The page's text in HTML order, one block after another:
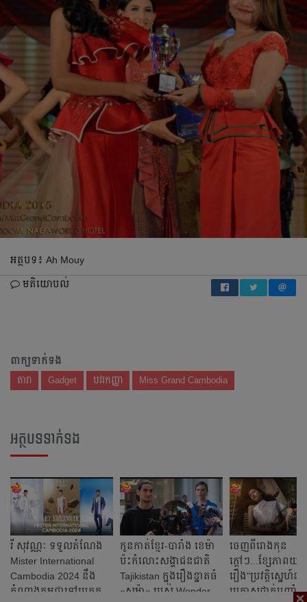
អត្ថបទ៖ Ah Mouy
មតិយោបល់
ពាក្យទាក់ទង
តារា Gadget បវរកញ្ញា Miss Grand Cambodia
អត្ថបទទាក់ទង
រី សុវណ្ណៈ ទទួលតំណែង
Mister International
Cambodia 2024 នឹង
តំណាងកម្ពុជាទៅប្រកួត
កូនកាត់ខ្មែរ-បារាំង ខេម៉ា
ប៉ះកំលោះសង្ហាជនជាតិ
Tajikistan ក្នុងរឿងខ្នាតធំ
«សូម៉ា» របស់ Wonder
ចេញពីរោងកុន
ក្ដៅៗ...ខ្សែភាពយន្ដ
រឿង"ប្រវត្ដិស្នេហ៍ន
ប្រកាសដាក់បញ្ចាំ